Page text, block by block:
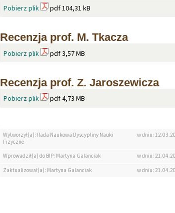
Pobierz plik pdf 104,31 kB
Recenzja prof. M. Tkacza
Pobierz plik pdf 3,57 MB
Recenzja prof. Z. Jaroszewicza
Pobierz plik pdf 4,73 MB
Wytworzył(a): Rada Naukowa Dyscypliny Nauki
Fizyczne
w dniu:
Wprowadził(a) do BIP: Martyna Galanciak
w dniu:
Zaktualizował(a): Martyna Galanciak
w dniu: